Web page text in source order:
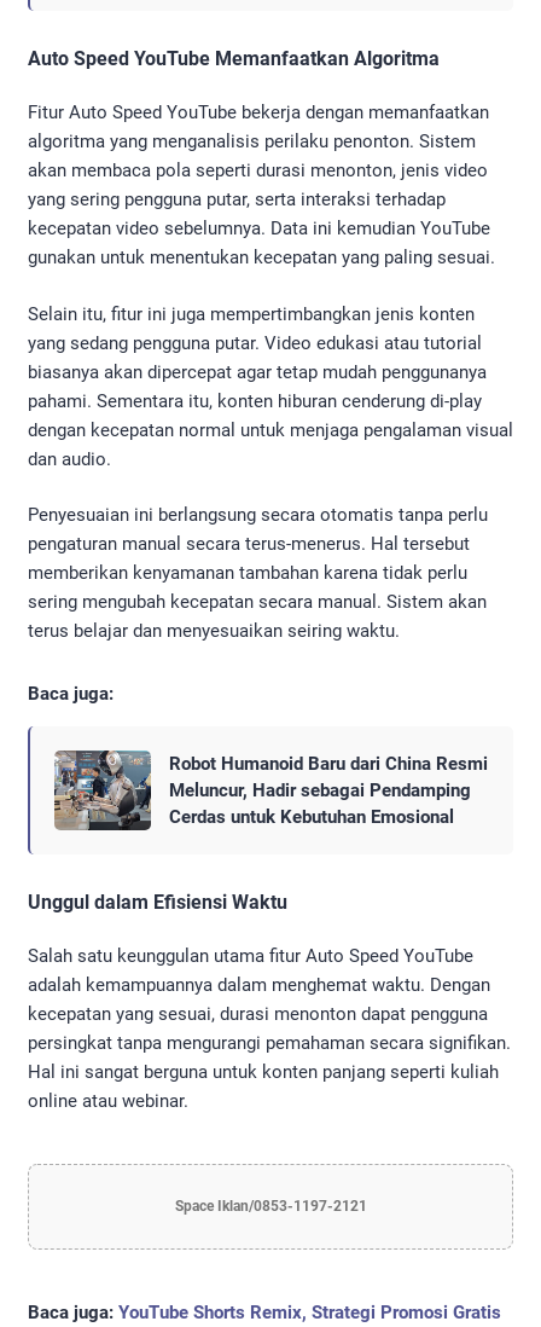
Auto Speed YouTube Memanfaatkan Algoritma
Fitur Auto Speed YouTube bekerja dengan memanfaatkan
algoritma yang menganalisis perilaku penonton. Sistem
akan membaca pola seperti durasi menonton, jenis video
yang sering pengguna putar, serta interaksi terhadap
kecepatan video sebelumnya. Data ini kemudian YouTube
gunakan untuk menentukan kecepatan yang paling sesuai.
Selain itu, fitur ini juga mempertimbangkan jenis konten
yang sedang pengguna putar. Video edukasi atau tutorial
biasanya akan dipercepat agar tetap mudah penggunanya
pahami. Sementara itu, konten hiburan cenderung di-play
dengan kecepatan normal untuk menjaga pengalaman visual
dan audio.
Penyesuaian ini berlangsung secara otomatis tanpa perlu
pengaturan manual secara terus-menerus. Hal tersebut
memberikan kenyamanan tambahan karena tidak perlu
sering mengubah kecepatan secara manual. Sistem akan
terus belajar dan menyesuaikan seiring waktu.
Baca juga:
Robot Humanoid Baru dari China Resmi
Meluncur, Hadir sebagai Pendamping
Cerdas untuk Kebutuhan Emosional
Unggul dalam Efisiensi Waktu
Salah satu keunggulan utama fitur Auto Speed YouTube
adalah kemampuannya dalam menghemat waktu. Dengan
kecepatan yang sesuai, durasi menonton dapat pengguna
persingkat tanpa mengurangi pemahaman secara signifikan.
Hal ini sangat berguna untuk konten panjang seperti kuliah
online atau webinar.
Space Iklan/0853-1197-2121
Baca juga: YouTube Shorts Remix, Strategi Promosi Gratis